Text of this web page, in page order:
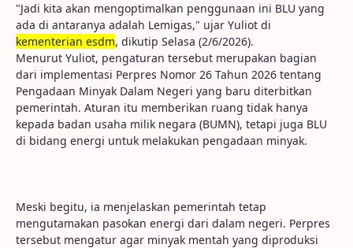
"Jadi kita akan mengoptimalkan penggunaan ini BLU yang
ada di antaranya adalah Lemigas," ujar Yuliot di
kementerian esdm, dikutip Selasa (2/6/2026).
Menurut Yuliot, pengaturan tersebut merupakan bagian
dari implementasi Perpres Nomor 26 Tahun 2026 tentang
Pengadaan Minyak Dalam Negeri yang baru diterbitkan
pemerintah. Aturan itu memberikan ruang tidak hanya
kepada badan usaha milik negara (BUMN), tetapi juga BLU
di bidang energi untuk melakukan pengadaan minyak.
Meski begitu, ia menjelaskan pemerintah tetap
mengutamakan pasokan energi dari dalam negeri. Perpres
tersebut mengatur agar minyak mentah yang diproduksi